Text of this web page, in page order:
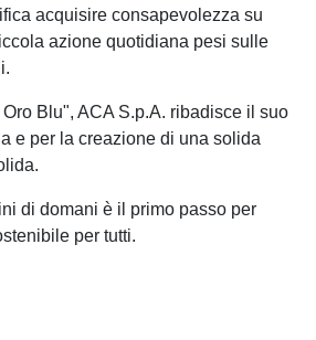
acquisire consapevolezza su
azione quotidiana pesi sulle
Blu", ACA S.p.A. ribadisce il suo
e per la creazione di una solida
di domani è il primo passo per
per tutti.